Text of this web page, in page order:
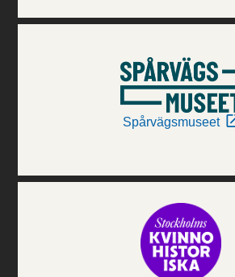
Spårvägsmuseet